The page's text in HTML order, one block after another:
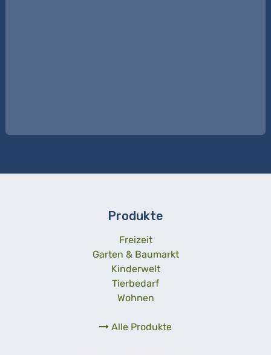
Produkte
Freizeit
Garten & Baumarkt
Kinderwelt
Tierbedarf
Wohnen
Alle Produkte